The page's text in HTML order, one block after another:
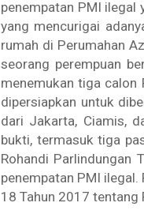
penempatan PMI ilegal
yang mencurigai
rumah di Perumahan
seorang perempuan
menemukan tiga calon
dipersiapkan untuk
dari Jakarta, Ciamis,
bukti, termasuk tiga
Rohandi Parlindungan
penempatan PMI
18 Tahun 2017 tentang